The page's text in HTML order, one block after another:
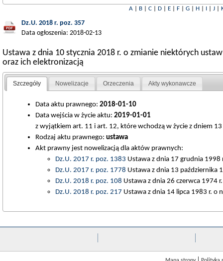
A| B| C| D| E| F| G| H| I| J|
Dz.U. 2018 r. poz. 357
Data ogłoszenia: 2018-02-13
Ustawa z dnia 10 stycznia 2018 r. o zmianie niektórych
oraz ich elektronizacją
Szczegóły Nowelizacje Orzeczenia Akty wykonawcze
Data aktu prawnego: 2018-01-10
Data wejścia w życie aktu: 2019-01-01
z wyjątkiem art. 11 i art. 12, które wchodzą w życie z dniem
Rodzaj aktu prawnego: ustawa
Akt prawny jest nowelizacją dla aktów prawnych:
Dz.U. 2017 r. poz. 1383 Ustawa z dnia 17 grudnia 1998
Dz.U. 2017 r. poz. 1778 Ustawa z dnia 13 października
Dz.U. 2018 r. poz. 108 Ustawa z dnia 26 czerwca 1974
Dz.U. 2018 r. poz. 217 Ustawa z dnia 14 lipca 1983 r. o